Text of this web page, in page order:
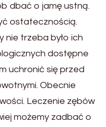
dbać o jamę ustną.
ostatecznością.
nie trzeba było ich
dostępne
uchronić się przed
Obecnie
Leczenie zębów
możemy zadbać o